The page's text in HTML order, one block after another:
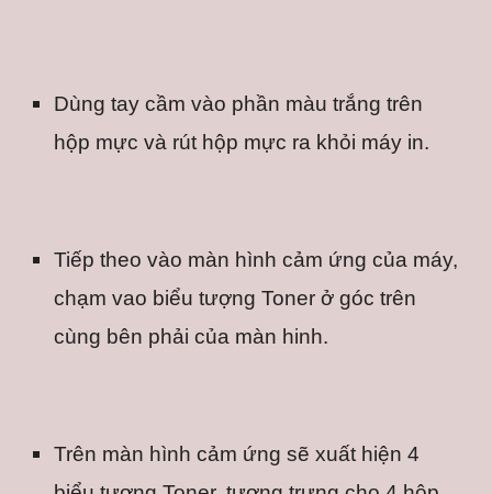
Dùng tay cầm vào phần màu trắng trên
hộp mực và rút hộp mực ra khỏi máy in.
Tiếp theo vào màn hình cảm ứng của máy,
chạm vao biểu tượng Toner ở góc trên
cùng bên phải của màn hinh.
Trên màn hình cảm ứng sẽ xuất hiện 4